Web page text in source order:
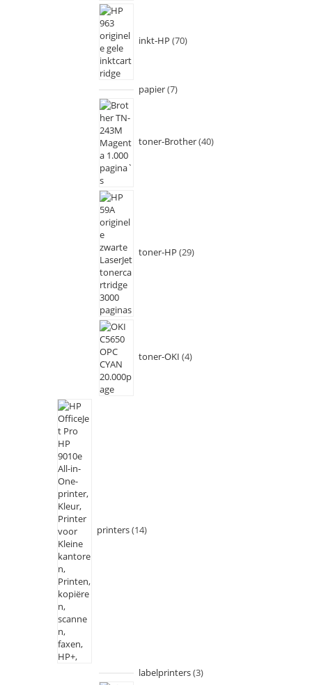
inkt-HP 70
papier 7
toner-Brother 40
toner-HP 29
toner-OKI 4
printers 14
labelprinters 3